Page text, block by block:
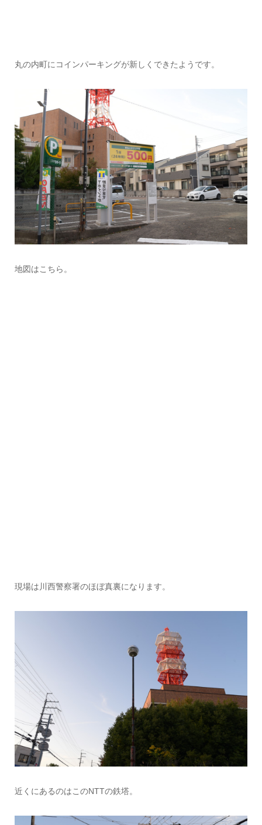
丸の内町にコインパーキングが新しくできたようです。
地図はこちら。
現場は川西警察署のほぼ真裏になります。
近くにあるのはこのNTTの鉄塔。